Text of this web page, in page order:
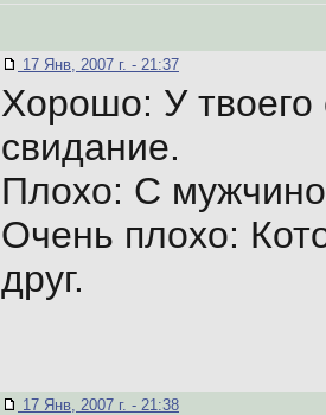
17 Янв, 2007 г. - 21:37
Хорошо: У
свидание.
Плохо: С
Очень плохо:
друг.
17 Янв, 2007 г. - 21:38